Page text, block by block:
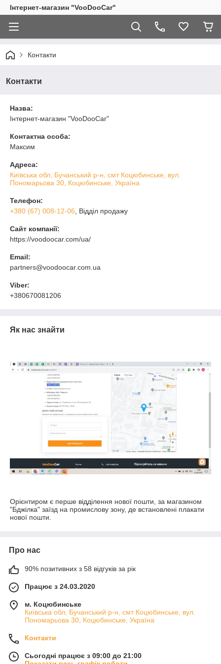
Інтернет-магазин "VooDooCar"
Контакти
Контакти
Назва:
Інтернет-магазин "VooDooCar"
Контактна особа:
Максим
Адреса:
Київська обл, Бучанський р-н, смт Коцюбинське, вул.
Пономарьова 30, Коцюбинське, Україна
Телефон:
+380 (67) 008-12-06 , Відділ продажу
Сайт компанії:
https://voodoocar.com/ua/
Email:
partners@voodoocar.com.ua
Viber:
+380670081206
Як нас знайти
Орієнтиром є перше відділення нової пошти, за магазином
"Бджілка" заїзд на промислову зону, де встановлені плакати
нової пошти.
Про нас
90% позитивних з 58 відгуків за рік
Працює з 24.03.2020
м. Коцюбинське
Київська обл, Бучанський р-н, смт Коцюбинське, вул.
Пономарьова 30, Коцюбинське, Україна
Контакти
Сьогодні працює з 09:00 до 21:00